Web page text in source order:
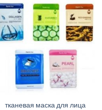
тканевая маска для лица